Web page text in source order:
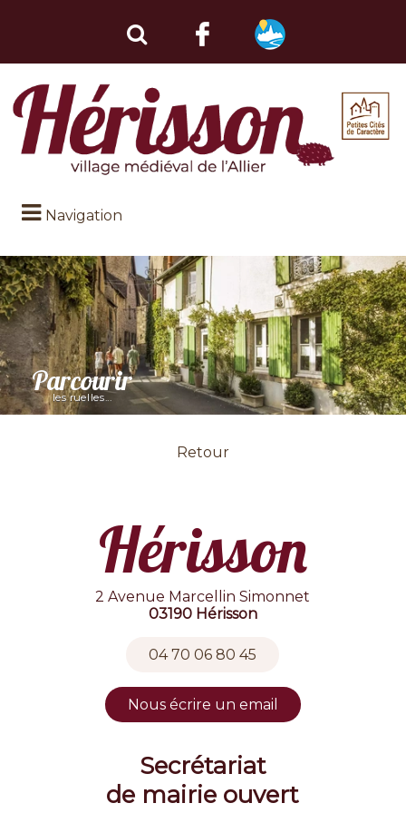
Navigation
Parcourir
les ruelles...
Retour
Hérisson
2 Avenue Marcellin Simonnet
03190 Hérisson
04 70 06 80 45
Nous écrire un email
Secrétariat
de mairie ouvert